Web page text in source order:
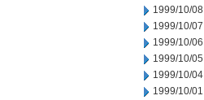
1999/10/08
1999/10/07
1999/10/06
1999/10/05
1999/10/04
1999/10/01